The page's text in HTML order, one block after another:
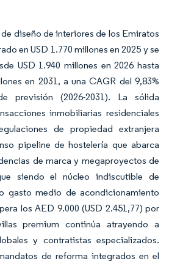
diseño de interiores de los Emiratos
en USD 1.770 millones en 2025 y se
USD 1.940 millones en 2026 hasta
en 2031, a una CAGR del 9,83%
previsión (2026-2031). La sólida
inmobiliarias residenciales
de propiedad extranjera
pipeline de hostelería que abarca
de marca y megaproyectos de
siendo el núcleo indiscutible de
gasto medio de acondicionamiento
los AED 9.000 (USD 2.451,77) por
premium continúa atrayendo a
y contratistas especializados.
de reforma integrados en el